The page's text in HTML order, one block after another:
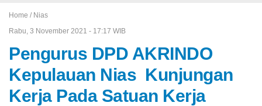
Home / Nias
Rabu, 3 November 2021 - 17:17 WIB
Pengurus DPD AKRINDO
Kepulauan Nias Kunjungan
Kerja Pada Satuan Kerja